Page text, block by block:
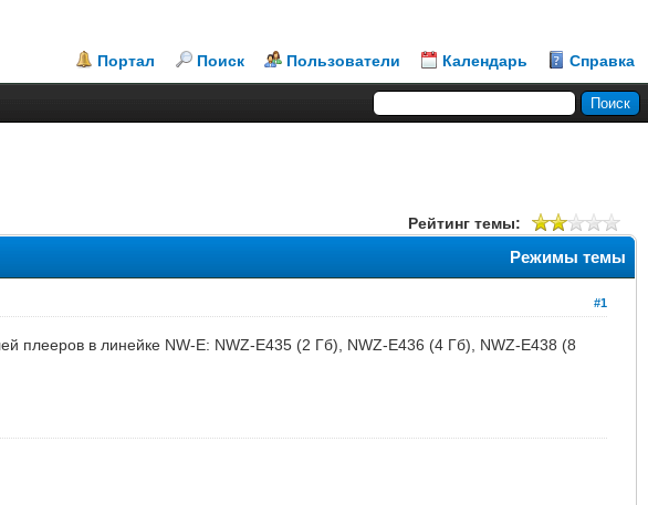
Портал Поиск Пользователи Календарь Справка
Рейтинг темы:
Режимы темы
#1
плееров в линейке NW-E: NWZ-E435 (2 Гб), NWZ-E436 (4 Гб), NWZ-E438 (8